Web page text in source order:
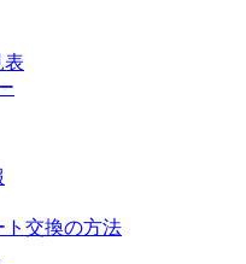
表
ト交換の方法